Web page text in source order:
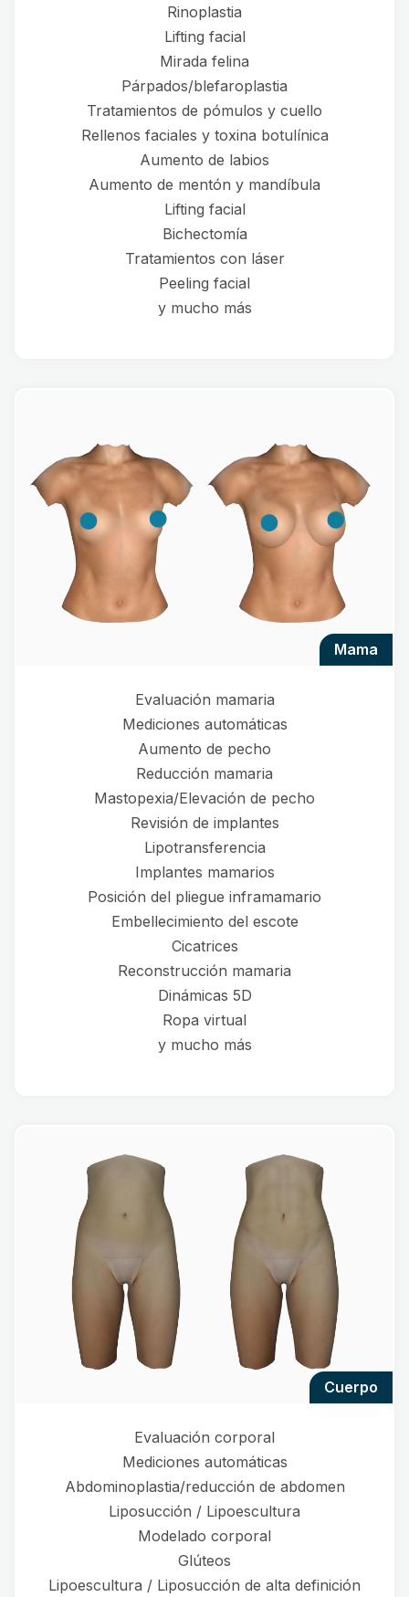
Rinoplastia
Lifting facial
Mirada felina
Párpados/blefaroplastia
Tratamientos de pómulos y cuello
Rellenos faciales y toxina botulínica
Aumento de labios
Aumento de mentón y mandíbula
Lifting facial
Bichectomía
Tratamientos con láser
Peeling facial
y mucho más
mama
Evaluación mamaria
Mediciones automáticas
Aumento de pecho
Reducción mamaria
Mastopexia/Elevación de pecho
Revisión de implantes
Lipotransferencia
Implantes mamarios
Posición del pliegue inframamario
Embellecimiento del escote
Cicatrices
Reconstrucción mamaria
Dinámicas 5D
Ropa virtual
y mucho más
cuerpo
Evaluación corporal
Mediciones automáticas
Abdominoplastia/reducción de abdomen
Liposucción / Lipoescultura
Modelado corporal
Glúteos
Lipoescultura / Liposucción de alta definición